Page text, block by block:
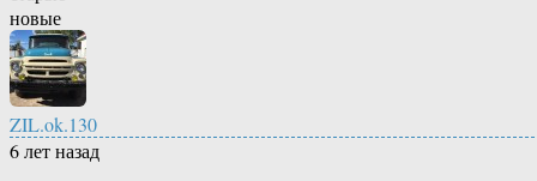
новые
ZIL.ok.130
6 лет назад